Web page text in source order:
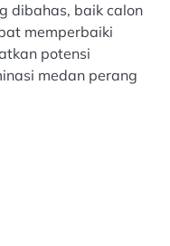
dibahas, baik calon
memperbaiki
potensi
medan perang